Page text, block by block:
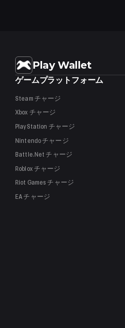
Play Wallet
ゲームプラットフォーム
Steamチャージ
Xbox チャージ
PlayStation チャージ
Nintendoチャージ
Battle.Netチャージ
Robloxチャージ
Riot Gamesチャージ
EAチャージ